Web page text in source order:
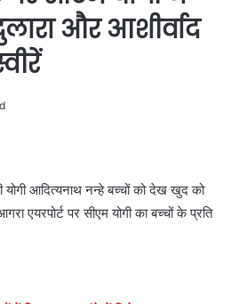
और आशीर्वाद
आदित्यनाथ नन्हे बच्चों को देख खुद को
एयरपोर्ट पर सीएम योगी का बच्चों के प्रति